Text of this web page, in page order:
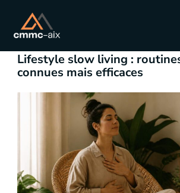
juin 1, 2026
Lifestyle slow living :
connues mais efficaces